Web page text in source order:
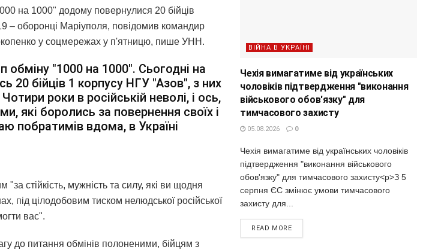
на 1000" додому повернулися 20 бійців
– оборонці Маріуполя, повідомив командир
у соцмережах у п'ятницю, пише УНН.
обміну "1000 на 1000". Сьогодні на
20 бійців 1 корпусу НГУ "Азов", з них
роки в російській неволі, і ось,
які боролись за повернення своїх і
побратимів вдома, в Україні
"за стійкість, мужність та силу, які ви щодня
під цілодобовим тиском нелюдської російської
вас".
до питання обмінів полоненими, бійцям з
ВІЙНА В УКРАЇНІ
Чехія вимагатиме від українських
чоловіків підтвердження "виконання
військового обов'язку" для
тимчасового захисту
05.08.2026 0
Чехія вимагатиме від українських чоловіків
підтвердження "виконання військового
обов'язку" для тимчасового захисту<p>З 5
серпня ЄС змінює умови тимчасового
захисту для...
READ MORE